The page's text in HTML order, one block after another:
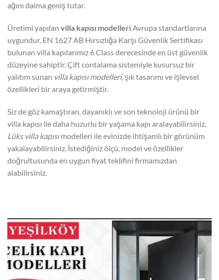
ağını daima geniş tutar.
Üretimi yapılan villa kapısı modelleriAvrupa standartlarına
uygundur. EN 1627 AB Hırsızlığa Karşı Güvenlik Sertifikası
bulunan villa kapılarımız 6 Class derecesinde en üst güvenlik
düzeyine sahiptir. Çift contalama sistemiyle kusursuz bir
yalıtım sunan villa kapısı modelleri, şık tasarımı ve işlevsel
özellikleri bir araya getirmiştir.
Siz de göz kamaştıran, dayanıklı ve son teknoloji ürünü bir
villa kapısı ile daha huzurlu bir yaşama kapı aralayabilirsiniz.
Lüks villa kapısımodelleri ile evinizde ihtişamlı bir görünüm
yakalayabilirsiniz. İstediğiniz ölçü, model ve özellikler
doğrultusunda en uygun fiyat teklifini firmamızdan
alabilirsiniz.